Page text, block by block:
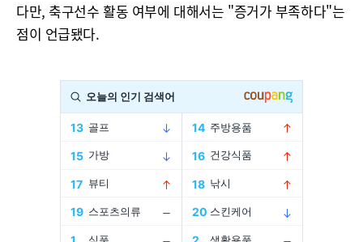
다만, 축구선수 활동 여부에 대해서는 "증거가 부족하다"는
점이 언급됐다.